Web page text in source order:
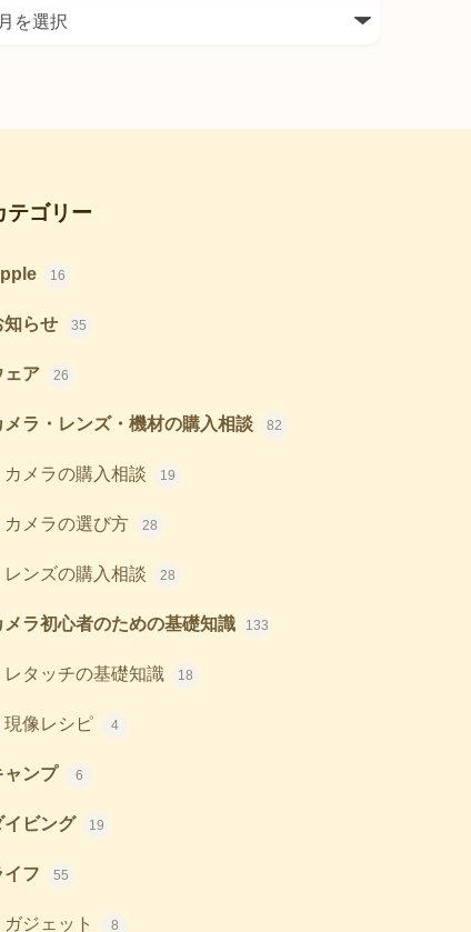
テゴリー
16
知らせ 35
ェア 26
メラ・レンズ・機材の購入相談 82
カメラの購入相談 19
カメラの選び方 28
レンズの購入相談 28
メラ初心者のための基礎知識 133
レタッチの基礎知識 18
現像レシピ 4
ャンプ 6
イビング 19
イフ 55
ガジェット 8